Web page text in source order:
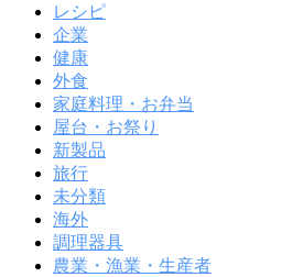
レシピ
企業
健康
外食
家庭料理・お弁当
屋台・お祭り
新製品
旅行
未分類
海外
調理器具
農業・漁業・生産者